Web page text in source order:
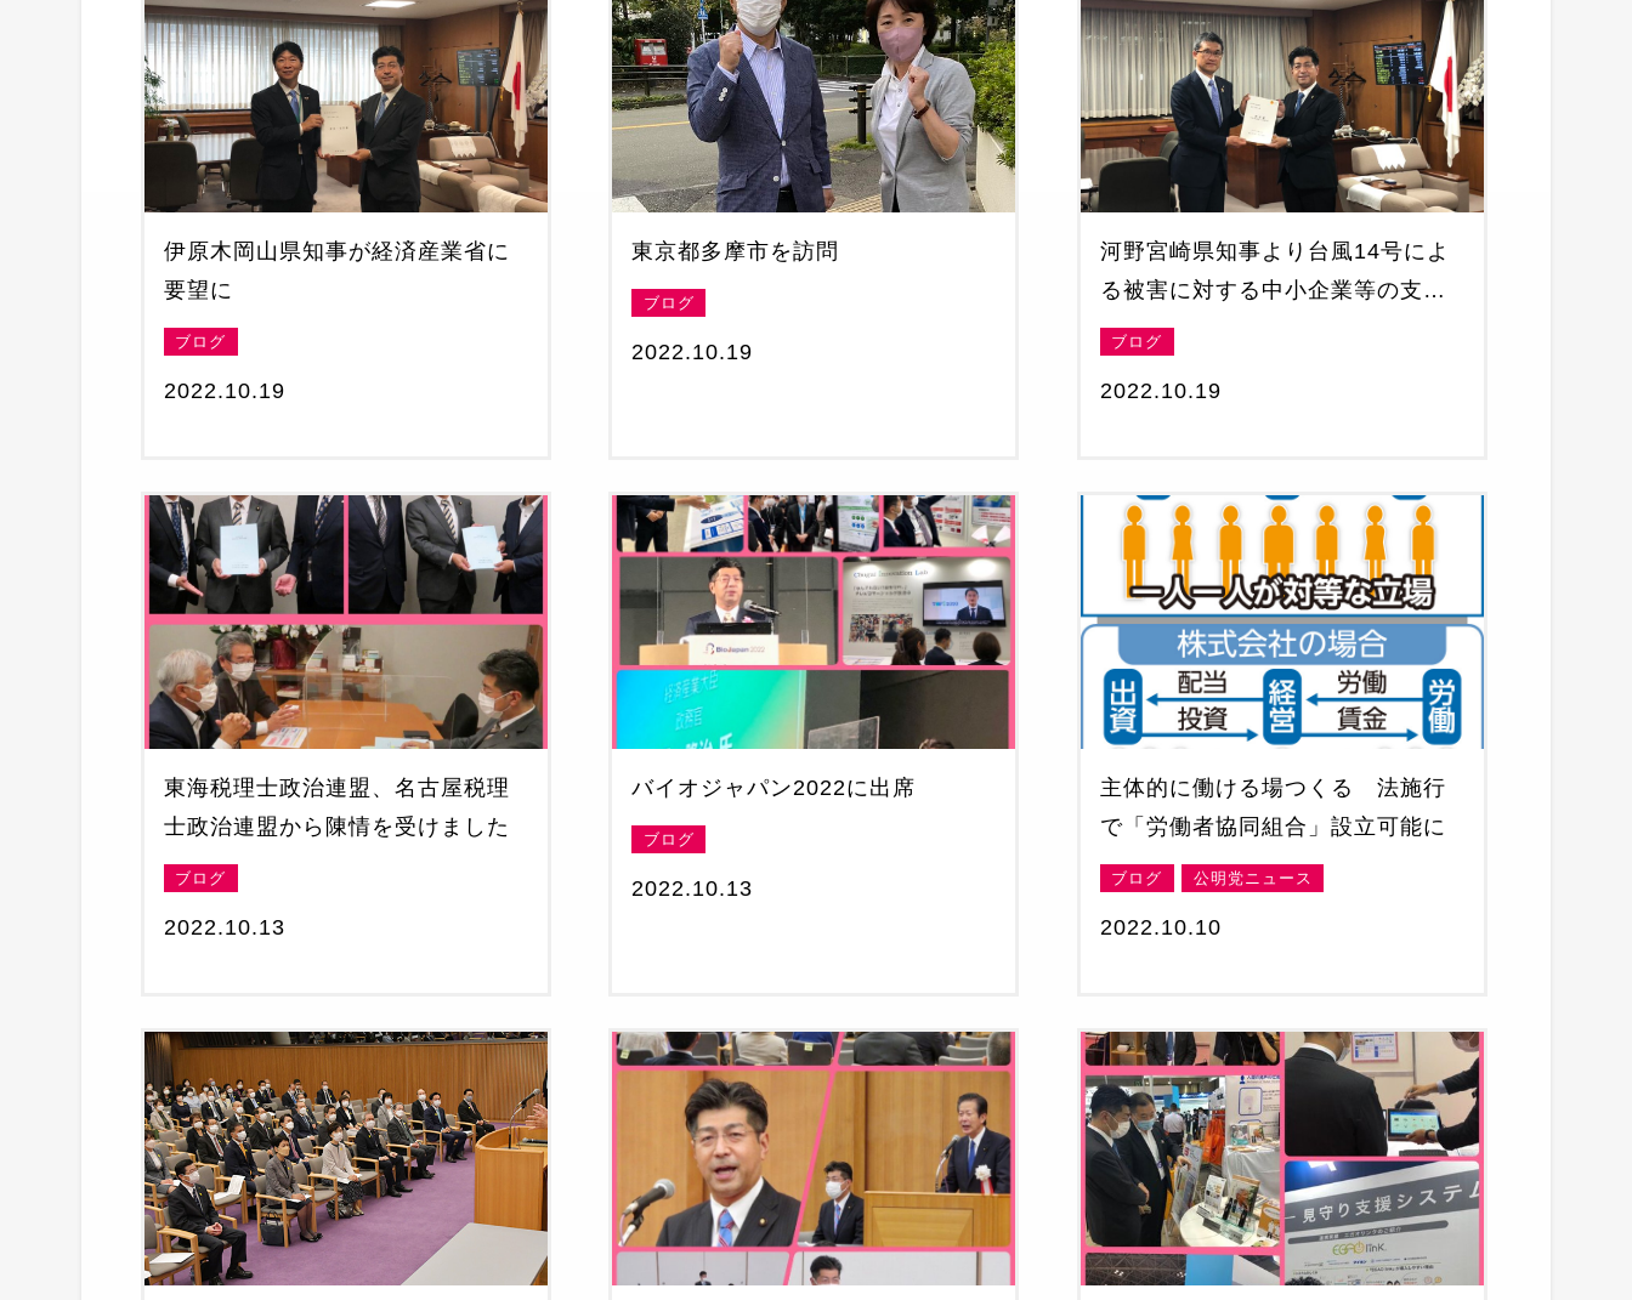
伊原木岡山県知事が経済産業省に
要望に
ブログ
2022.10.19
東京都多摩市を訪問
ブログ
2022.10.19
河野宮崎県知事より台風14号によ
る被害に対する中小企業等の支援
についてご要望
ブログ
2022.10.19
東海税理士政治連盟、名古屋税理
士政治連盟から陳情を受けました
ブログ
2022.10.13
バイオジャパン2022に出席
ブログ
2022.10.13
主体的に働ける場つくる 法施行
で「労働者協同組合」設立可能に
ブログ 公明党ニュース
2022.10.10